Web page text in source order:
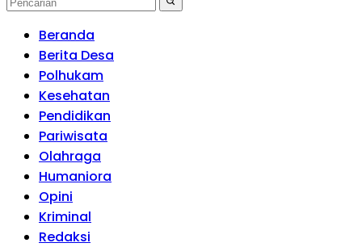
Beranda
Berita Desa
Polhukam
Kesehatan
Pendidikan
Pariwisata
Olahraga
Humaniora
Opini
Kriminal
Redaksi